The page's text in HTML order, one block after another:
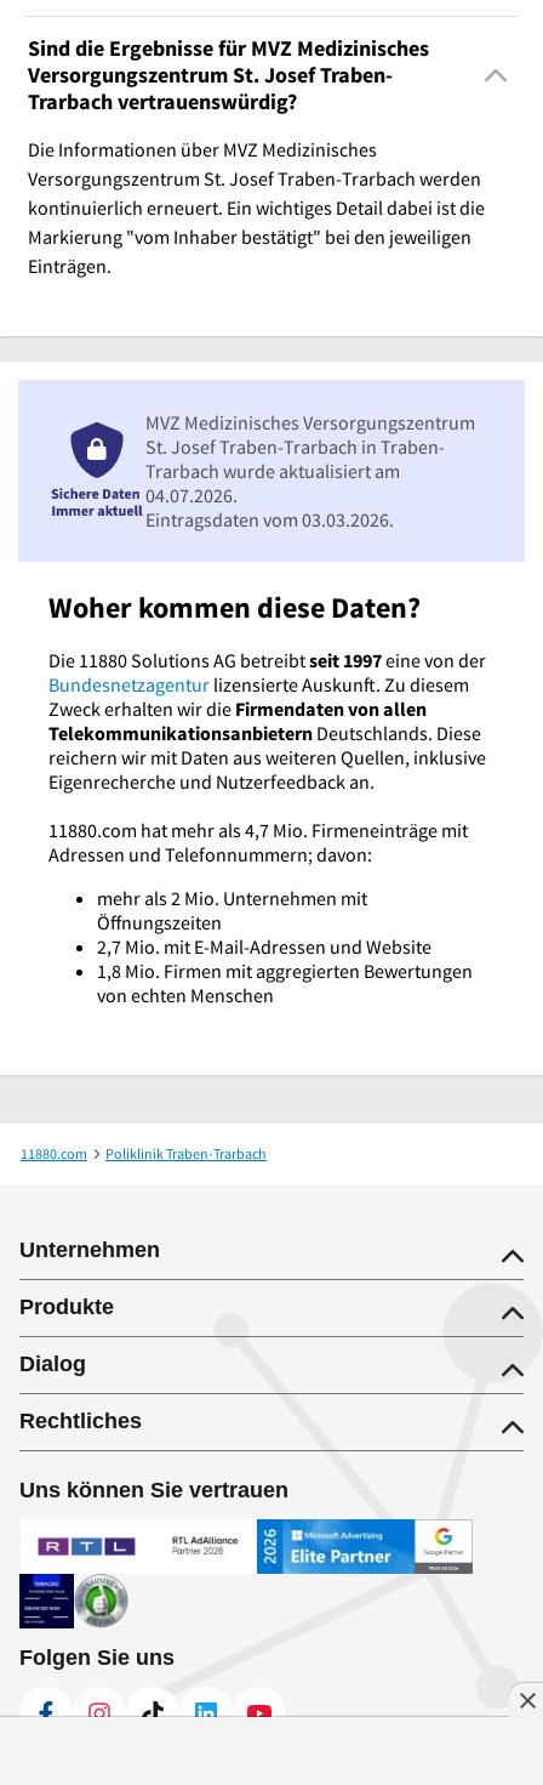
Sind die Ergebnisse für MVZ Medizinisches
Versorgungszentrum St. Josef Traben-
Trarbach vertrauenswürdig?
Die Informationen über MVZ Medizinisches
Versorgungszentrum St. Josef Traben-Trarbach werden
kontinuierlich erneuert. Ein wichtiges Detail dabei ist die
Markierung "vom Inhaber bestätigt" bei den jeweiligen
Einträgen.
Woher kommen diese Daten?
Die 11880 Solutions AG betreibtseit 1997eine von der
Bundesnetzagentur lizensierte Auskunft. Zu diesem
Zweck erhalten wir die Firmendaten von allen
Telekommunikationsanbietern Deutschlands. Diese
reichern wir mit Daten aus weiteren Quellen, inklusive
Eigenrecherche und Nutzerfeedback an.
11880.com hat mehr als 4,7 Mio. Firmeneinträge mit
Adressen und Telefonnummern; davon:
mehr als 2 Mio. Unternehmen mit
Öffnungszeiten
2,7 Mio. mit E-Mail-Adressen und Website
1,8 Mio. Firmen mit aggregierten Bewertungen
von echten Menschen
MVZ Medizinisches Versorgungszentrum
St. Josef Traben-Trarbach in Traben-
Trarbach wurde aktualisiert am
04.07.2026.
Eintragsdaten vom 03.03.2026.
11880.com
Poliklinik Traben-Trarbach
Unternehmen
Produkte
Dialog
Rechtliches
Uns können Sie vertrauen
Folgen Sie uns